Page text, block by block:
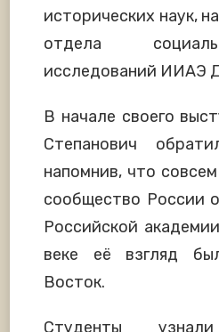
исторических наук,
отдела
исследований ИИАЭ
В начале своего
Степанович
напомнив, что
сообщество России
Российской
веке её взгляд
Восток.
Студенты